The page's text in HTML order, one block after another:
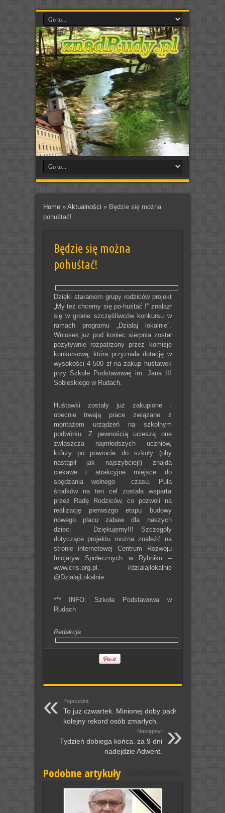
Home» Aktualności » Będzie się można
pohuśtać!
Będzie się można
pohuśtać!
Dzięki staraniom grupy rodziców projekt
„My też chcemy się po-huśtać !” znalazł
się w gronie szczęśliwców konkursu w
ramach programu „Działaj lokalnie”.
Wniosek już pod koniec sierpnia został
pozytywnie rozpatrzony przez komisję
konkursową, która przyznała dotację w
wysokości 4 500 zł na zakup huśtawek
przy Szkole Podstawowej im. Jana III
Sobieskiego w Rudach.
Huśtawki zostały już zakupione i
obecnie trwają prace związane z
montażem urządzeń na szkolnym
podwórku. Z pewnością ucieszą one
zwłaszcza najmłodszych uczniów,
którzy po powrocie do szkoły (oby
nastąpił jak najszybciej!) znajdą
ciekawe i atrakcyjne miejsce do
spędzania wolnego czasu. Pula
środków na ten cel została wsparta
przez Radę Rodziców, co pozwoli na
realizację pierwszgo etapu budowy
nowego placu zabaw dla naszych
dzieci Dziękujemy!!! Szczegóły
dotyczące projektu można znaleźć na
stronie internetowej Centrum Rozwoju
Inicjatyw Społecznych w Rybniku –
www.cris.org.pl. #dzialajlokalnie
@DzialajLokalnie
*** INFO: Szkoła Podstawowa w
Rudach
Redakcja
Poprzedni:
To już czwartek. Minionej doby padł
kolejny rekord osób zmarłych.
Następny:
Tydzień dobiega końca. za 9 dni
nadejdzie Adwent.
Podobne artykuły